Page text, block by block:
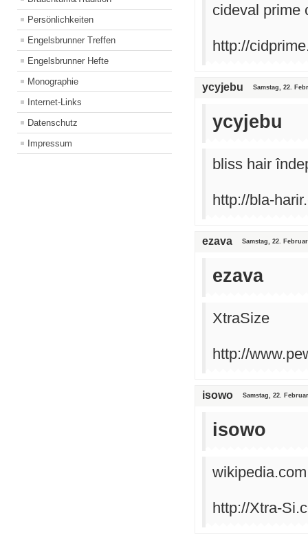
Persönlichkeiten
Engelsbrunner Treffen
Engelsbrunner Hefte
Monographie
Internet-Links
Datenschutz
Impressum
cideval prime
http://
ycyjebu Samstag, 22.
ycyjebu
bliss hair
http://bla-
ezava Samstag, 22.
ezava
XtraSize
http://
isowo Samstag, 22.
isowo
wikipedia.com
http://Xtra-